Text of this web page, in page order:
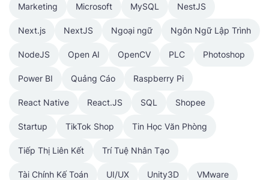
Marketing Microsoft MySQL NestJS
Next.js NextJS Ngoại ngữ Ngôn Ngữ Lập Trình
NodeJS Open AI OpenCV PLC Photoshop
Power BI Quảng Cáo Raspberry Pi
React Native React.JS SQL Shopee
Startup TikTok Shop Tin Học Văn Phòng
Tiếp Thị Liên Kết Trí Tuệ Nhân Tạo
Tài Chính Kế Toán UI/UX Unity3D VMware